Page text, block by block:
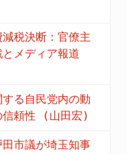
税決断：官僚主
メディア報道
る自民党内の動
信頼性 (山田宏)
市議が埼玉知事